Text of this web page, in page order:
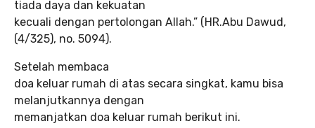
tiada daya dan kekuatan
kecuali dengan pertolongan Allah.” (HR.Abu Dawud,
(4/325), no. 5094).
Setelah membaca
doa keluar rumah di atas secara singkat, kamu bisa
melanjutkannya dengan
memanjatkan doa keluar rumah berikut ini.